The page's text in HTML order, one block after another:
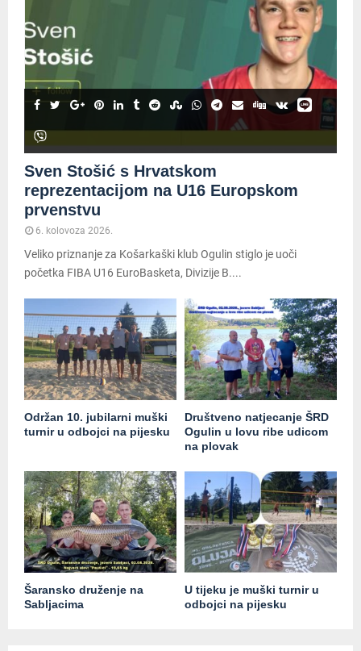
Sven Stošić s Hrvatskom
reprezentacijom na U16 Europskom
prvenstvu
6. kolovoza 2026.
Veliko priznanje za Košarkaški klub Ogulin stiglo je uoči
početka FIBA U16 EuroBasketa, Divizije B....
Održan 10. jubilarni muški
turnir u odbojci na pijesku
Društveno natjecanje ŠRD
Ogulin u lovu ribe udicom
na plovak
Šaransko druženje na
Sabljacima
U tijeku je muški turnir u
odbojci na pijesku